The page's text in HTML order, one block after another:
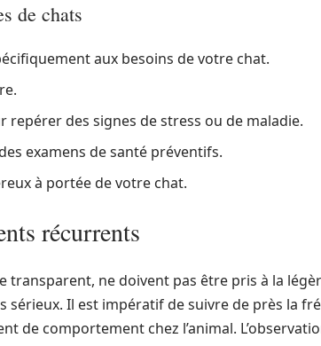
de chats
aux besoins de votre chat.
des signes de stress ou de maladie.
examens de santé préventifs.
à portée de votre chat.
récurrents
transparent, ne doivent pas être pris à la
Il est impératif de suivre de près la
de comportement chez l’animal.